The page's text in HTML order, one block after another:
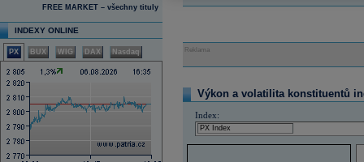
FREE MARKET – všechny tituly
INDEXY ONLINE
PX BUX WIG DAX Nasdaq Reklama
Výkon a volatilita konstituentů
Index: